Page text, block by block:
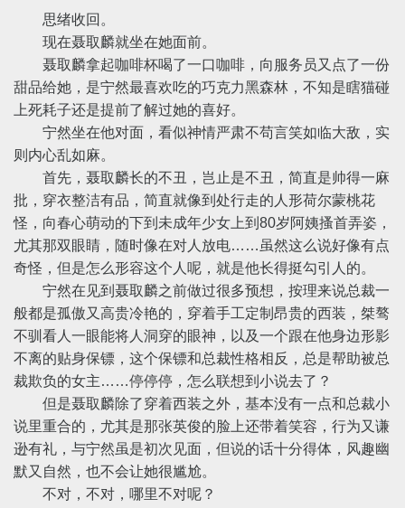
思绪收回。
现在聂取麟就坐在她面前。
聂取麟拿起咖啡杯喝了一口咖啡，向服务员又点了一份
甜品给她，是宁然最喜欢吃的巧克力黑森林，不知是瞎猫碰
上死耗子还是提前了解过她的喜好。
宁然坐在他对面，看似神情严肃不苟言笑如临大敌，实
则内心乱如麻。
首先，聂取麟长的不丑，岂止是不丑，简直是帅得一麻
批，穿衣整洁有品，简直就像到处行走的人形荷尔蒙桃花
怪，向春心萌动的下到未成年少女上到80岁阿姨搔首弄姿，
尤其那双眼睛，随时像在对人放电……虽然这么说好像有点
奇怪，但是怎么形容这个人呢，就是他长得挺勾引人的。
宁然在见到聂取麟之前做过很多预想，按理来说总裁一
般都是孤傲又高贵冷艳的，穿着手工定制昂贵的西装，桀骜
不驯看人一眼能将人洞穿的眼神，以及一个跟在他身边形影
不离的贴身保镖，这个保镖和总裁性格相反，总是帮助被总
裁欺负的女主……停停停，怎么联想到小说去了？
但是聂取麟除了穿着西装之外，基本没有一点和总裁小
说里重合的，尤其是那张英俊的脸上还带着笑容，行为又谦
逊有礼，与宁然虽是初次见面，但说的话十分得体，风趣幽
默又自然，也不会让她很尴尬。
不对，不对，哪里不对呢？